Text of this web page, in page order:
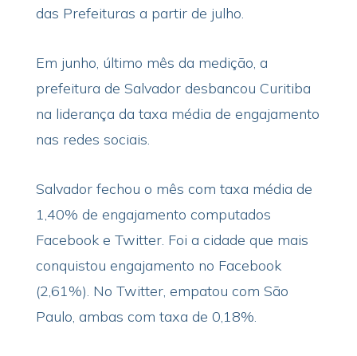
das Prefeituras a partir de julho.
Em junho, último mês da medição, a
prefeitura de Salvador desbancou Curitiba
na liderança da taxa média de engajamento
nas redes sociais.
Salvador fechou o mês com taxa média de
1,40% de engajamento computados
Facebook e Twitter. Foi a cidade que mais
conquistou engajamento no Facebook
(2,61%). No Twitter, empatou com São
Paulo, ambas com taxa de 0,18%.